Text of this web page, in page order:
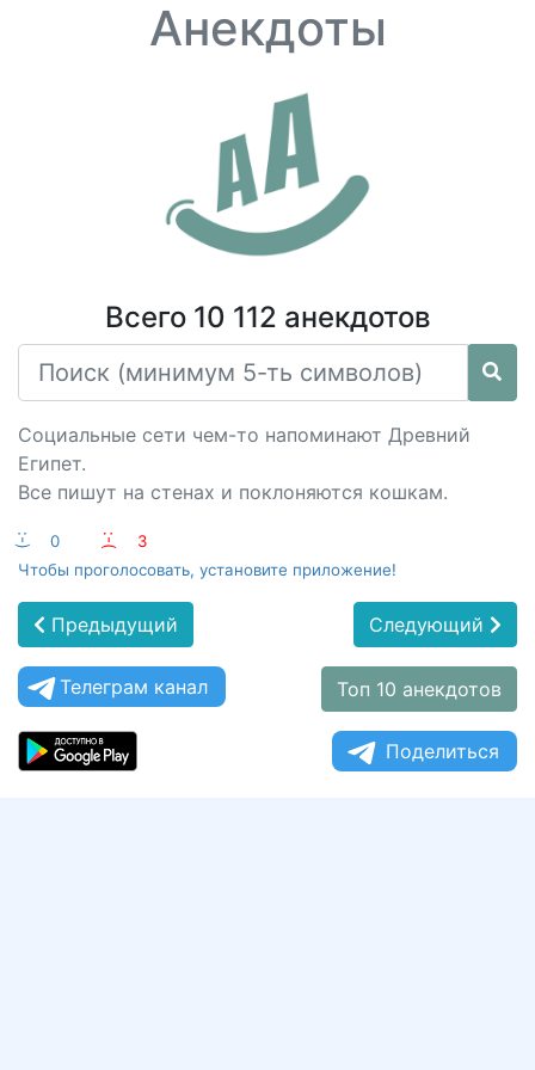
Анекдоты
Всего 10 112 анекдотов
Социальные сети чем-то напоминают Древний
Египет.
Все пишут на стенах и поклоняются кошкам.
:-) 0 :-(
3
Чтобы проголосовать, установите приложение!
Предыдущий Следующий
Телеграм канал Топ 10 анекдотов
Поделиться